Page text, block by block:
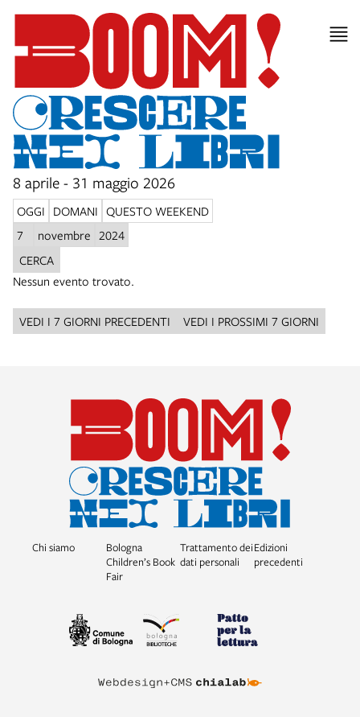
8 aprile - 31 maggio 2026
OGGI DOMANI QUESTO WEEKEND
CERCA
Nessun evento trovato.
VEDI I 7 GIORNI PRECEDENTI VEDI I PROSSIMI 7 GIORNI
Chi siamo
Bologna
Children’s Book
Fair
Trattamento dei
dati personali
Edizioni
precedenti